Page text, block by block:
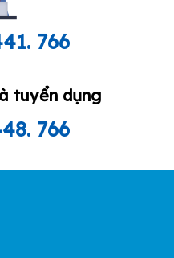
766
tuyển dụng
766